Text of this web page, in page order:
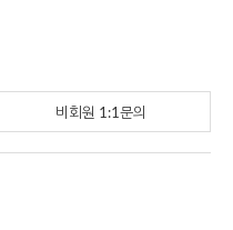
비회원 1:1문의